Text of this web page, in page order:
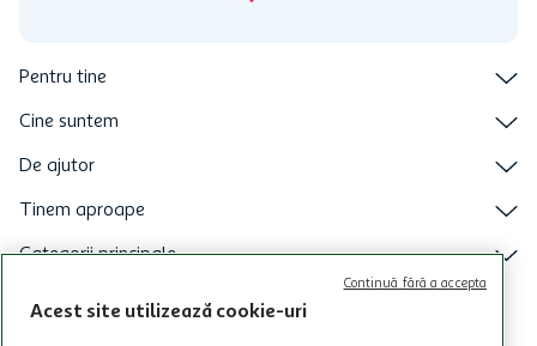
Pentru tine
Cine suntem
De ajutor
Tinem aproape
Categorii principale
Intra acum in aplicatia Auchan
Acest site utilizează cookie-uri
Continuă fără a accepta